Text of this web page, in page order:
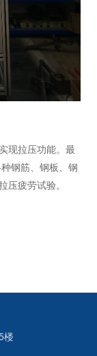
现拉压功能。最
钢筋、钢板、钢
压疲劳试验。
楼